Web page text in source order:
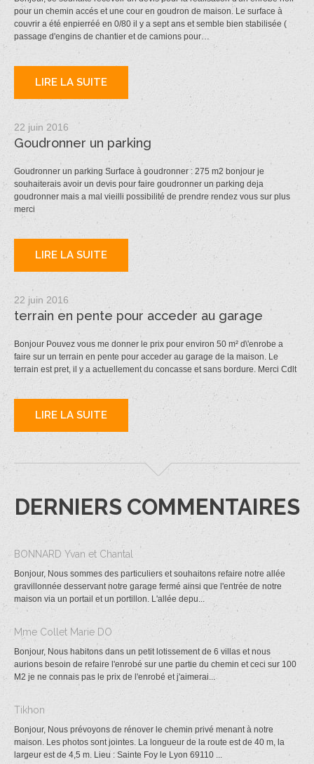
pour un chemin accés et une cour en goudron de maison. Le surface à
couvrir a été enpierréé en 0/80 il y a sept ans et semble bien stabilisée (
passage d'engins de chantier et de camions pour…
LIRE LA SUITE
22 juin 2016
Goudronner un parking
Goudronner un parking Surface à goudronner : 275 m2 bonjour je
souhaiterais avoir un devis pour faire goudronner un parking deja
goudronner mais a mal vieilli possibilité de prendre rendez vous sur plus
merci
LIRE LA SUITE
22 juin 2016
terrain en pente pour acceder au garage
Bonjour Pouvez vous me donner le prix pour environ 50 m² d\'enrobe a
faire sur un terrain en pente pour acceder au garage de la maison. Le
terrain est pret, il y a actuellement du concasse et sans bordure. Merci Cdlt
LIRE LA SUITE
DERNIERS COMMENTAIRES
BONNARD Yvan et Chantal
Bonjour, Nous sommes des particuliers et souhaitons refaire notre allée
gravillonnée desservant notre garage fermé ainsi que l'entrée de notre
maison via un portail et un portillon. L'allée depu...
Mme Collet Marie DO
Bonjour, Nous habitons dans un petit lotissement de 6 villas et nous
aurions besoin de refaire l'enrobé sur une partie du chemin et ceci sur 100
M2 je ne connais pas le prix de l'enrobé et j'aimerai...
Tikhon
Bonjour, Nous prévoyons de rénover le chemin privé menant à notre
maison. Les photos sont jointes. La longueur de la route est de 40 m, la
largeur est de 4,5 m. Lieu : Sainte Foy le Lyon 69110 ...